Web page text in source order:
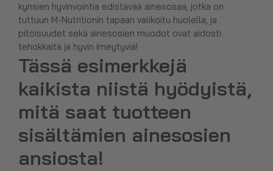
kynsien hyvinvointia edistävää ainesosaa, jotka on
tuttuun M-Nutritionin tapaan valikoitu huolella, ja
pitoisuudet sekä ainesosien muodot ovat aidosti
tehokkaita ja hyvin imeytyviä!
Tässä esimerkkejä
kaikista niistä hyödyistä,
mitä saat tuotteen
sisältämien ainesosien
ansiosta!